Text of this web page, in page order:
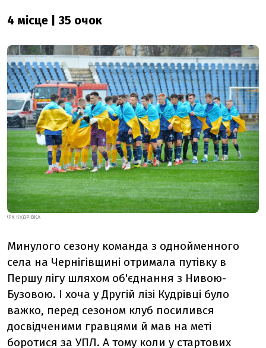
4 місце | 35 очок
ФК КУДРІВКА
Минулого сезону команда з однойменного
села на Чернігівщині отримала путівку в
Першу лігу шляхом об'єднання з Нивою-
Бузовою. І хоча у Другій лізі Кудрівці було
важко, перед сезоном клуб посилився
досвідченими гравцями й мав на меті
боротися за УПЛ. А тому коли у стартових